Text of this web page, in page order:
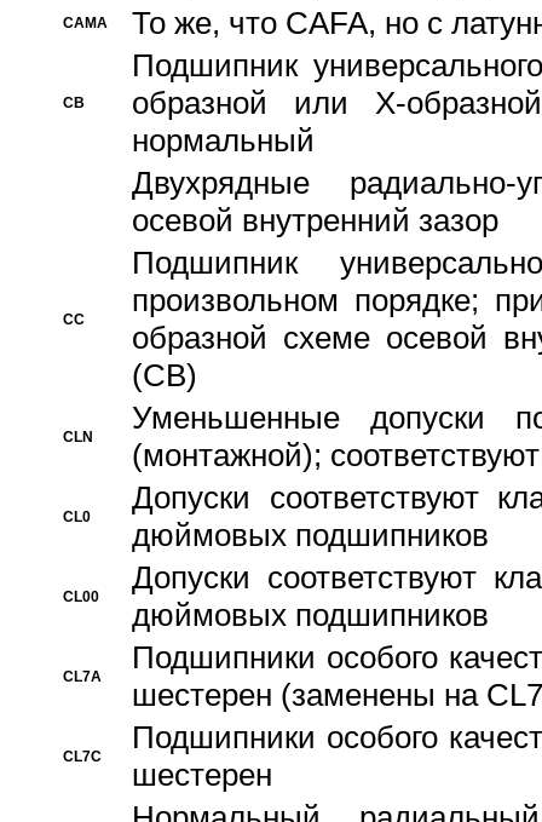
CAMA То же, что CAFA, но с
CB
Подшипник
образной или Х-
нормальный
Двухрядные радиально-
осевой внутренний зазор
CC
Подшипник
произвольном порядке;
образной схеме осевой
(CB)
CLN
Уменьшенные
(монтажной);
CL0
Допуски соответствуют
дюймовых подшипников
CL00
Допуски соответствуют
дюймовых подшипников
CL7A
Подшипники особого
шестерен (заменены на
CL7C
Подшипники особого
шестерен